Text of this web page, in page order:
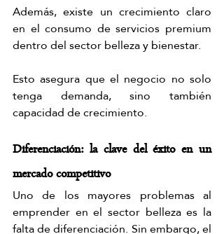
Además, existe un crecimiento claro
en el consumo de servicios premium
dentro del sector belleza y bienestar.
Esto asegura que el negocio no solo
tenga demanda, sino también
capacidad de crecimiento.
Diferenciación: la clave del éxito en un
mercado competitivo
Uno de los mayores problemas al
emprender en el sector belleza es la